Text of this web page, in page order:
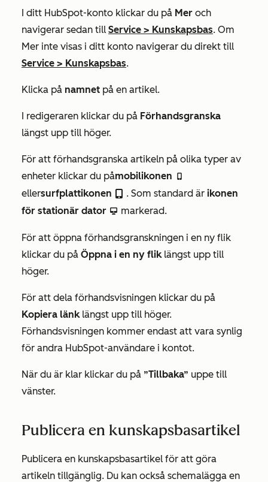
I ditt HubSpot-konto klickar du på Mer och
navigerar sedan till Service > Kunskapsbas. Om
Mer inte visas i ditt konto navigerar du direkt till
Service > Kunskapsbas.
Klicka på namnet på en artikel.
I redigeraren klickar du på Förhandsgranska
längst upp till höger.
För att förhandsgranska artikeln på olika typer av
enheter klickar du påmobilikonen mobileIcon
ellersurfplattikonen tabletIcon . Som standard är ikonen
för stationär dator desktopIcon markerad.
För att öppna förhandsgranskningen i en ny flik
klickar du på Öppna i en ny fliklängst upp till
höger.
För att dela förhandsvisningen klickar du på
Kopiera länklängst upp till höger.
Förhandsvisningen kommer endast att vara synlig
för andra HubSpot-användare i kontot.
När du är klar klickar du på ”Tillbaka” uppe till
vänster.
Publicera en kunskapsbasartikel
Publicera en kunskapsbasartikel för att göra
artikeln tillgänglig. Du kan också schemalägga en